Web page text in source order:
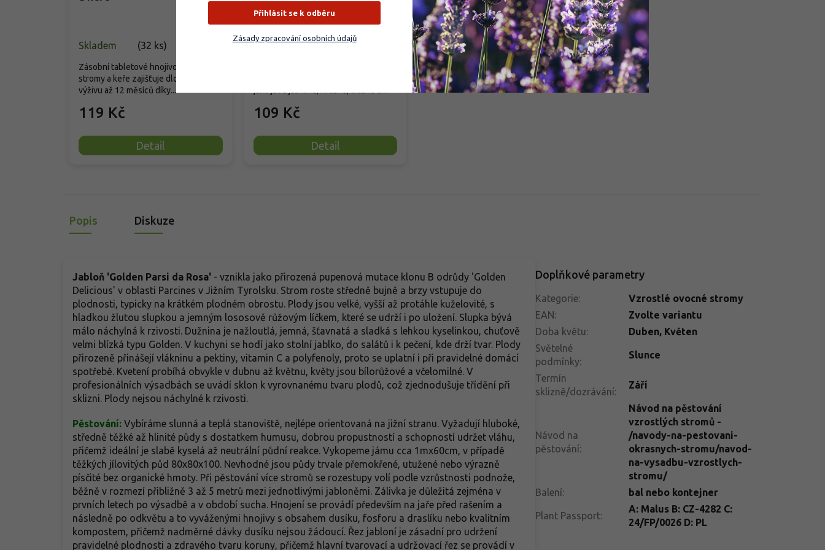
Skladem (32 ks)
119 Kč
Detail
Zásobní tabletové hnojivo pro ovocné
stromy a keře zajišťuje dlouhodobou
výživu až 12 měsíců díky...
Skladem (202 ks)
109 Kč
Detail
Popis Diskuze
Jabloň 'Golden Parsi da Rosa' - vznikla jako přirozená pupenová mutace klonu B odrůdy 'Golden
Delicious' v oblasti Parcines v Jižním Tyrolsku. Strom roste středně bujně a brzy vstupuje do
plodnosti, typicky na krátkém plodném obrostu. Plody jsou velké, vyšší až protáhle kuželovité, s
hladkou žlutou slupkou a jemným lososově růžovým líčkem, které se udrží i po uložení. Slupka bývá
málo náchylná k rzivosti. Dužnina je nažloutlá, jemná, šťavnatá a sladká s lehkou kyselinkou, chuťově
velmi blízká typu Golden. V kuchyni se hodí jako stolní jablko, do salátů i k pečení, kde drží tvar. Plody
přirozeně přinášejí vlákninu a pektiny, vitamin C a polyfenoly, proto se uplatní i při pravidelné domácí
spotřebě. Kvetení probíhá obvykle v dubnu až květnu, květy jsou bílorůžové a včelomilné. V
profesionálních výsadbách se uvádí sklon k vyrovnanému tvaru plodů, což zjednodušuje třídění při
sklizni. Plody nejsou náchylné k rzivosti.
Pěstování: Vybíráme slunná a teplá stanoviště, nejlépe orientovaná na jižní stranu. Vyžadují hluboké,
středně těžké až hlinité půdy s dostatkem humusu, dobrou propustností a schopností udržet vláhu,
přičemž ideální je slabě kyselá až neutrální půdní reakce. Vykopeme jámu cca 1mx60cm, v případě
těžkých jílovitých půd 80x80x100. Nevhodné jsou půdy trvale přemokřené, utužené nebo výrazně
písčité bez organické hmoty. Při pěstování více stromů se rozestupy volí podle vzrůstnosti podnože,
běžně v rozmezí přibližně 3 až 5 metrů mezi jednotlivými jabloněmi. Zálivka je důležitá zejména v
prvních letech po výsadbě a v období sucha. Hnojení se provádí především na jaře před rašením a
následně po odkvětu a to vyváženými hnojivy s obsahem dusíku, fosforu a draslíku nebo kvalitním
kompostem, přičemž nadměrné dávky dusíku nejsou žádoucí. Řez jabloní je zásadní pro udržení
pravidelné plodnosti a zdravého tvaru koruny, přičemž hlavní tvarovací a udržovací řez se provádí v
Doplňkové parametry
Kategorie:
Vzrostlé ovocné stromy
EAN:
Zvolte variantu
Doba květu:
Duben, Květen
Světelné
podmínky:
Slunce
Termín
sklizně/dozrávání:
Září
Návod na
pěstování:
Návod na pěstování
vzrostlých stromů -
/navody-na-pestovani-
okrasnych-stromu/navod-
na-vysadbu-vzrostlych-
stromu/
Balení: bal nebo kontejner
Plant Passport:
A: Malus B: CZ-4282 C:
24/FP/0026 D: PL
Přihlásit se k odběru
Zásady zpracování osobních údajů